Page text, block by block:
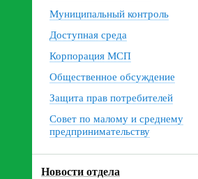
Муниципальный контроль
Доступная среда
Корпорация МСП
Общественное обсуждение
Защита прав потребителей
Совет по малому и среднему
предпринимательству
Новости отдела